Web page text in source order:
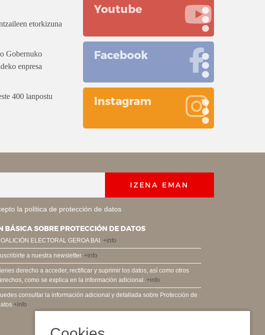
etorkizuna
Gobernuko
enpresa
400 lanpostu
Youtube
Facebook
Instagram
IZENA EMAN
la política de protección de datos
BÁSICA SOBRE PROTECCIÓN DE DATOS
ELECTORAL GEROA BAI. +info
a nuestra newsletter. +info
derecho a acceder, rectificar y suprimir los datos, así como otros
como se explica en la información adicional. +info
consultar la información adicional y detallada sobre Protección de
+info